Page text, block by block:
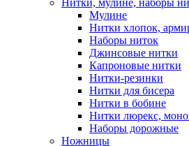
Мулине
Нитки хлопок,
Наборы ниток
Джинсовые нитки
Капроновые нитки
Нитки-резинки
Нитки для бисера
Нитки в бобине
Нитки люрекс,
Наборы дорожные
Ножницы